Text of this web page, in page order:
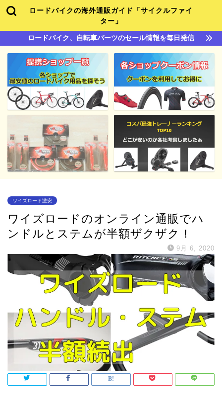
ロードバイクの海外通販ガイド「サイクルファイ
ター」
ロードバイク、自転車パーツのセール情報を毎日発信
ワイズロード激安
ワイズロードのオンライン通販でハ
ンドルとステムが半額ザクザク！
9月 6, 2020